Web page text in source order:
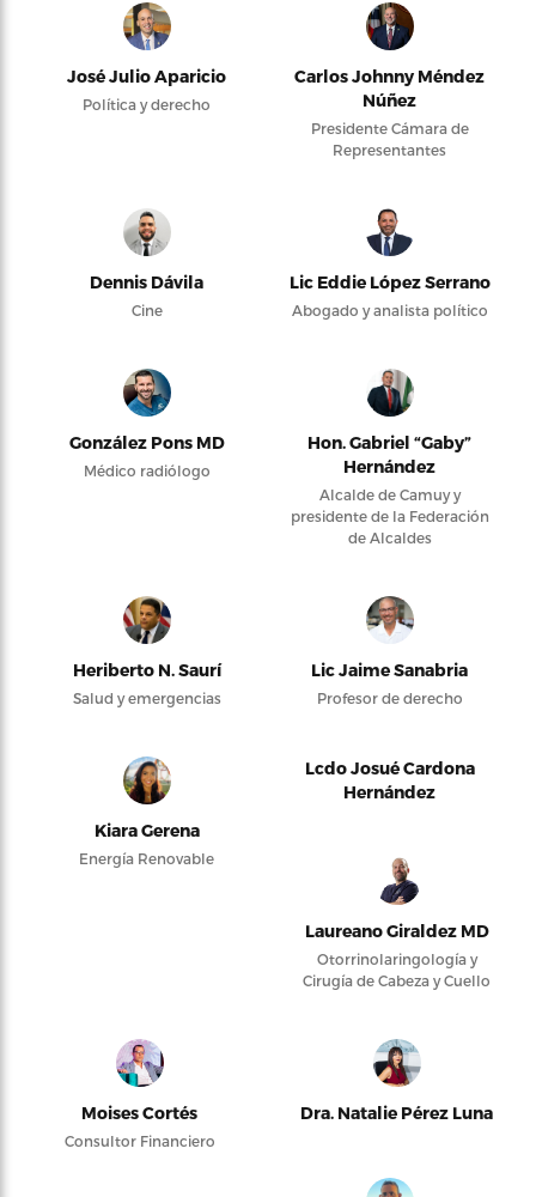
José Julio Aparicio
Política y derecho
Carlos Johnny Méndez
Núñez
Presidente Cámara de
Representantes
Dennis Dávila
Cine
Lic Eddie López Serrano
Abogado y analista político
González Pons MD
Médico radiólogo
Hon. Gabriel “Gaby”
Hernández
Alcalde de Camuy y
presidente de la Federación
de Alcaldes
Heriberto N. Saurí
Salud y emergencias
Lic Jaime Sanabria
Profesor de derecho
Kiara Gerena
Energía Renovable
Lcdo Josué Cardona
Hernández
Laureano Giraldez MD
Otorrinolaringología y
Cirugía de Cabeza y Cuello
Moises Cortés
Consultor Financiero
Dra. Natalie Pérez Luna